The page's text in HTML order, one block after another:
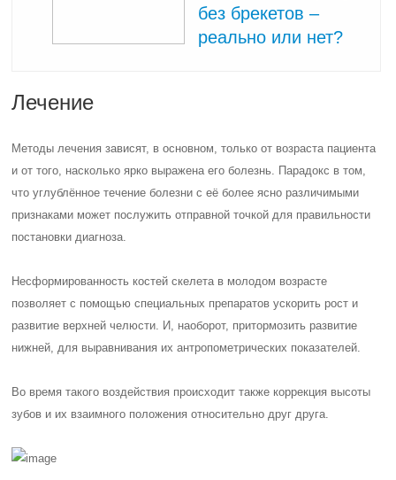
без брекетов –
реально или нет?
Лечение
Методы лечения зависят, в основном, только от возраста пациента
и от того, насколько ярко выражена его болезнь. Парадокс в том,
что углублённое течение болезни с её более ясно различимыми
признаками может послужить отправной точкой для правильности
постановки диагноза.
Несформированность костей скелета в молодом возрасте
позволяет с помощью специальных препаратов ускорить рост и
развитие верхней челюсти. И, наоборот, притормозить развитие
нижней, для выравнивания их антропометрических показателей.
Во время такого воздействия происходит также коррекция высоты
зубов и их взаимного положения относительно друг друга.